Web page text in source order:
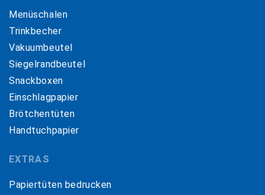
Menüschalen
Trinkbecher
Vakuumbeutel
Siegelrandbeutel
Snackboxen
Einschlagpapier
Brötchentüten
Handtuchpapier
EXTRAS
Papiertüten bedrucken